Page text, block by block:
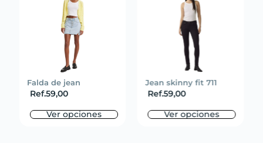
Falda de jean
Ref.59,00
Ver opciones
Jean skinny fit 711
Ref.59,00
Ver opciones